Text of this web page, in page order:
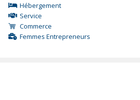
Hébergement
Service
Commerce
Femmes Entrepreneurs